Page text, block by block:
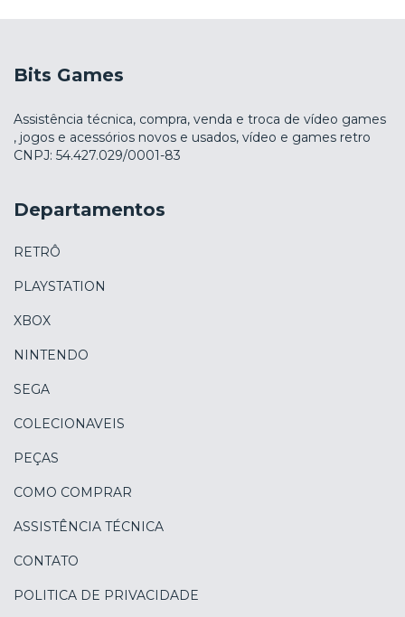
Bits Games
Assistência técnica, compra, venda e troca de vídeo games
, jogos e acessórios novos e usados, vídeo e games retro
CNPJ: 54.427.029/0001-83
Departamentos
RETRÔ
PLAYSTATION
XBOX
NINTENDO
SEGA
COLECIONAVEIS
PEÇAS
COMO COMPRAR
ASSISTÊNCIA TÉCNICA
CONTATO
POLITICA DE PRIVACIDADE